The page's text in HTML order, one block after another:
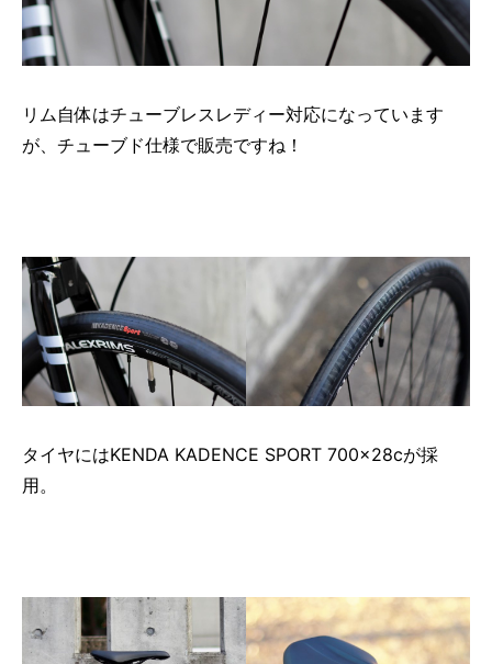
リム自体はチューブレスレディー対応になっています
が、チューブド仕様で販売ですね！
タイヤにはKENDA KADENCE SPORT 700×28cが採
用。